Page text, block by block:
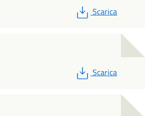
PDF
Scarica
PDF
Scarica